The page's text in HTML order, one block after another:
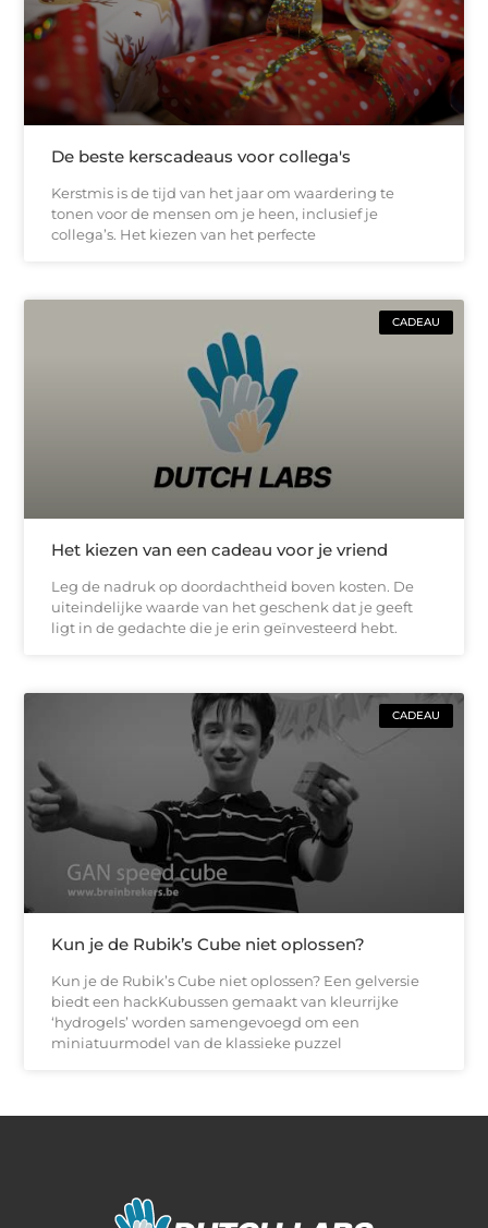
De beste kerscadeaus voor collega's
Kerstmis is de tijd van het jaar om waardering te
tonen voor de mensen om je heen, inclusief je
collega’s. Het kiezen van het perfecte
CADEAU
Het kiezen van een cadeau voor je vriend
Leg de nadruk op doordachtheid boven kosten. De
uiteindelijke waarde van het geschenk dat je geeft
ligt in de gedachte die je erin geïnvesteerd hebt.
CADEAU
Kun je de Rubik’s Cube niet oplossen?
Kun je de Rubik’s Cube niet oplossen? Een gelversie
biedt een hackKubussen gemaakt van kleurrijke
‘hydrogels’ worden samengevoegd om een ​​
miniatuurmodel van de klassieke puzzel